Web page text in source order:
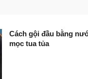
Cách gội đầu bằng
mọc tua tủa